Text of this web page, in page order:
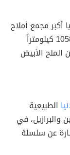
أكبر مجمع أملاح
في العالم، إذ يمتد على مساحة تقدر بـ 10582 كيلومتراً
الأبيض
الطبيعية
والبرازيل، في
عن سلسلة